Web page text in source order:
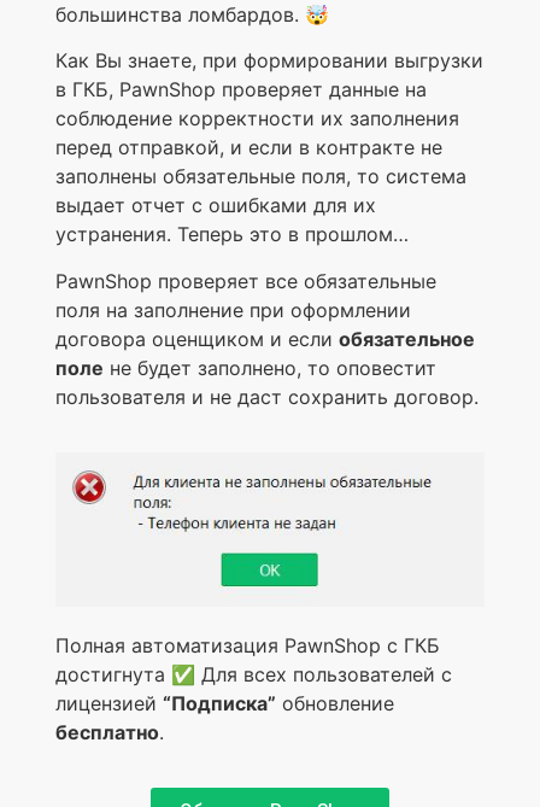
большинства ломбардов. 🤯
Как Вы знаете, при формировании выгрузки
в ГКБ, PawnShop проверяет данные на
соблюдение корректности их заполнения
перед отправкой, и если в контракте не
заполнены обязательные поля, то система
выдает отчет с ошибками для их
устранения. Теперь это в прошлом…
PawnShop проверяет все обязательные
поля на заполнение при оформлении
договора оценщиком и если обязательное
поле не будет заполнено, то оповестит
пользователя и не даст сохранить договор.
Полная автоматизация PawnShop с ГКБ
достигнута ✅ Для всех пользователей с
лицензией “Подписка” обновление
бесплатно.